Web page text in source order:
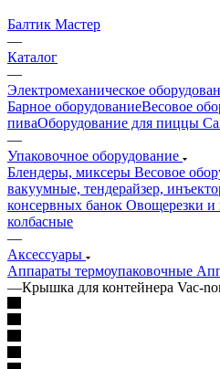
Балтик Мастер
—
Каталог
—
Электромеханическое
Барное оборудованиеВесовое
пиваОборудование для пиццы
—
Упаковочное оборудование
Блендеры, миксеры Весовое
вакуумные, тендерайзер,
консервных банок Овощерезки
колбасные
—
Аксессуары
Аппараты термоупаковочные
—Крышка для контейнера Vac-